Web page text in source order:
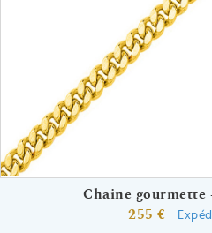
Chaine gourmette
255 €